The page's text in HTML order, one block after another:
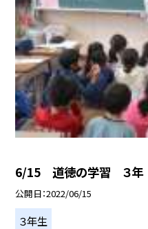
6/15 道徳の学習 ３年
公開日 2022/06/15
３年生